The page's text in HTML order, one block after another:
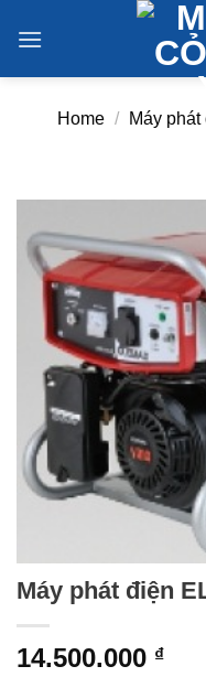
Home / Máy phát
Máy phát điện
14.500.000 ₫